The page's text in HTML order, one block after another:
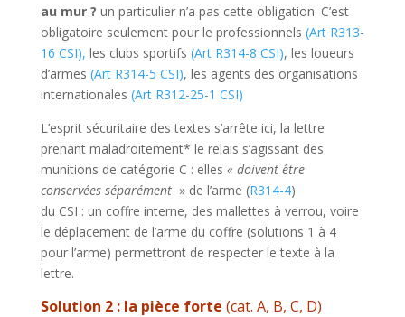
au mur ? un particulier n’a pas cette obligation. C’est
obligatoire seulement pour le professionnels (Art R313-
16 CSI), les clubs sportifs (Art R314-8 CSI), les loueurs
d’armes (Art R314-5 CSI), les agents des organisations
internationales (Art R312-25-1 CSI)
L’esprit sécuritaire des textes s’arrête ici, la lettre
prenant maladroitement* le relais s’agissant des
munitions de catégorie C : elles « doivent être
conservées séparément » de l’arme (R314-4)
du CSI : un coffre interne, des mallettes à verrou, voire
le déplacement de l’arme du coffre (solutions 1 à 4
pour l’arme) permettront de respecter le texte à la
lettre.
Solution 2 : la pièce forte (cat. A, B, C, D)